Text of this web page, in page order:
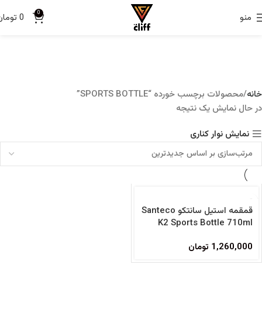
منو 0
0
خانه محصولات برچسب خورده “SPORTS BOTTLE”
در حال نمایش یک نتیجه
نمایش نوار کناری
قمقمه استیل سانتکو Santeco
K2 Sports Bottle 710ml
1,260,000 تومان